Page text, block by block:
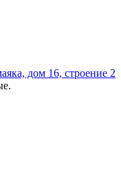
дом 16, строение 2